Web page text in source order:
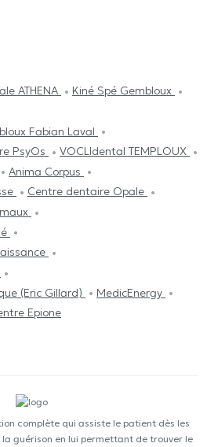
ATHENA
Kiné Spé Gembloux
Fabian Laval
PsyOs
VOCLIdental TEMPLOUX
Anima Corpus
Centre dentaire Opale
(Eric Gillard)
MedicEnergy
Epione
complète qui assiste le patient dès les
guérison en lui permettant de trouver le